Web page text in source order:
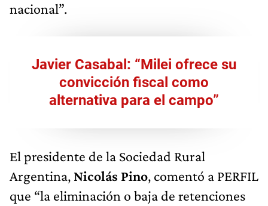
nacional”.
Javier Casabal: “Milei ofrece su
convicción fiscal como
alternativa para el campo”
El presidente de la Sociedad Rural
Argentina, Nicolás Pino, comentó a PERFIL
que “la eliminación o baja de retenciones